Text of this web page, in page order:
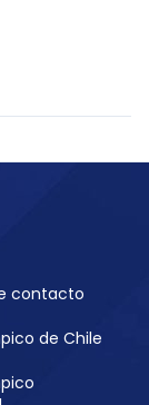
contacto
de Chile